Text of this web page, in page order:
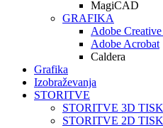
MagiCAD
GRAFIKA
Adobe
Adobe Acrobat
Caldera
Grafika
Izobraževanja
STORITVE
STORITVE 3D
STORITVE 2D